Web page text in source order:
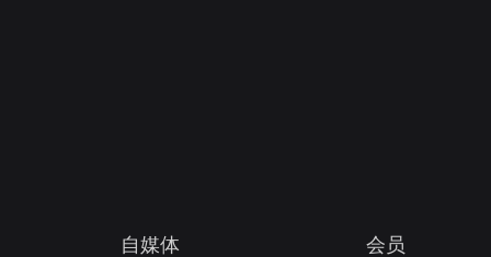
自媒体 会员